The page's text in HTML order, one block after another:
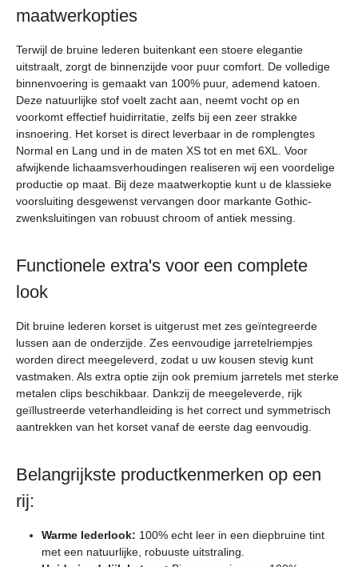
maatwerkopties
Terwijl de bruine lederen buitenkant een stoere elegantie
uitstraalt, zorgt de binnenzijde voor puur comfort. De volledige
binnenvoering is gemaakt van 100% puur, ademend katoen.
Deze natuurlijke stof voelt zacht aan, neemt vocht op en
voorkomt effectief huidirritatie, zelfs bij een zeer strakke
insnoering. Het korset is direct leverbaar in de romplengtes
Normal en Lang und in de maten XS tot en met 6XL. Voor
afwijkende lichaamsverhoudingen realiseren wij een voordelige
productie op maat. Bij deze maatwerkoptie kunt u de klassieke
voorsluiting desgewenst vervangen door markante Gothic-
zwenksluitingen van robuust chroom of antiek messing.
Functionele extra's voor een complete
look
Dit bruine lederen korset is uitgerust met zes geïntegreerde
lussen aan de onderzijde. Zes eenvoudige jarretelriempjes
worden direct meegeleverd, zodat u uw kousen stevig kunt
vastmaken. Als extra optie zijn ook premium jarretels met sterke
metalen clips beschikbaar. Dankzij de meegeleverde, rijk
geïllustreerde veterhandleiding is het correct und symmetrisch
aantrekken van het korset vanaf de eerste dag eenvoudig.
Belangrijkste productkenmerken op een
rij:
Warme lederlook: 100% echt leer in een diepbruine tint
met een natuurlijke, robuuste uitstraling.